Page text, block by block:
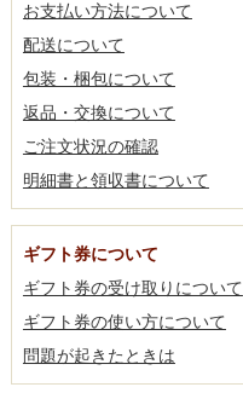
お支払い方法について
配送について
包装・梱包について
返品・交換について
ご注文状況の確認
明細書と領収書について
ギフト券について
ギフト券の受け取りについて
ギフト券の使い方について
問題が起きたときは